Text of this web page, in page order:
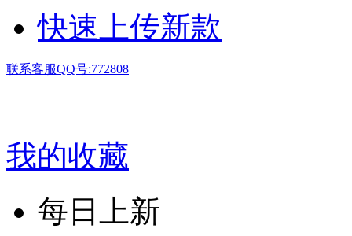
快速上传新款
联系客服QQ号:772808
我的收藏
每日上新